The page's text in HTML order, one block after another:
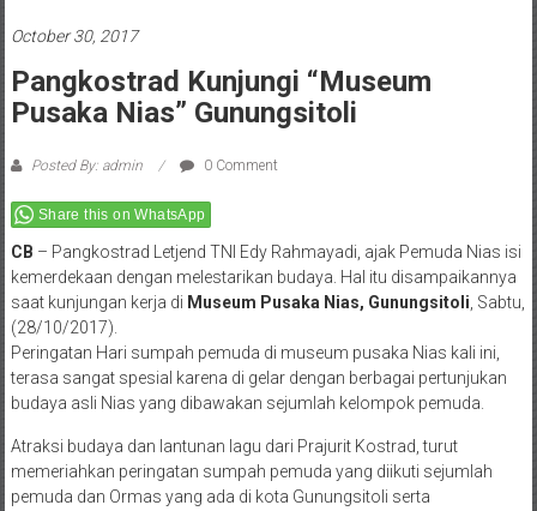
October 30, 2017
Pangkostrad Kunjungi “Museum
Pusaka Nias” Gunungsitoli
Posted By: admin 0 Comment
Share this on WhatsApp
CB – Pangkostrad Letjend TNI Edy Rahmayadi, ajak Pemuda Nias isi
kemerdekaan dengan melestarikan budaya. Hal itu disampaikannya
saat kunjungan kerja di Museum Pusaka Nias, Gunungsitoli, Sabtu,
(28/10/2017).
Peringatan Hari sumpah pemuda di museum pusaka Nias kali ini,
terasa sangat spesial karena di gelar dengan berbagai pertunjukan
budaya asli Nias yang dibawakan sejumlah kelompok pemuda.
Atraksi budaya dan lantunan lagu dari Prajurit Kostrad, turut
memeriahkan peringatan sumpah pemuda yang diikuti sejumlah
pemuda dan Ormas yang ada di kota Gunungsitoli serta